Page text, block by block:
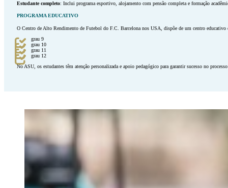
Estudante completo: Inclui programa esportivo, alojamento com pensão completa e formação
PROGRAMA EDUCATIVO
O Centro de Alto Rendimento de Futebol do F.C. Barcelona nos USA, dispõe de um centro
grau 9
grau 10
grau 11
grau 12
No ASU, os estudantes têm atenção personalizada e apoio pedagógico para garantir sucesso no